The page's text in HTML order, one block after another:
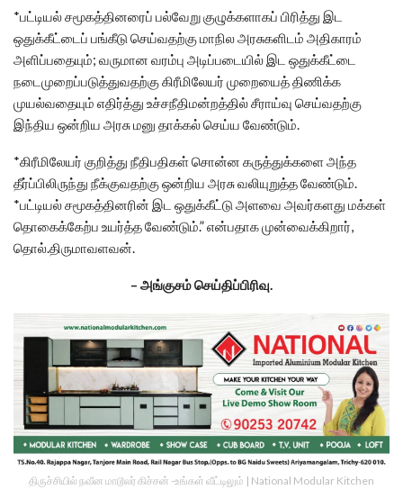
*பட்டியல் சமூகத்தினரைப் பல்வேறு குழுக்களாகப் பிரித்து இட
ஒதுக்கீட்டைப் பங்கீடு செய்வதற்கு மாநில அரசுகளிடம் அதிகாரம்
அளிப்பதையும்; வருமான வரம்பு அடிப்படையில் இட ஒதுக்கீட்டை
நடைமுறைப்படுத்துவதற்கு கிரீமிலேயர் முறையைத் திணிக்க
முயல்வதையும் எதிர்த்து உச்சநீதிமன்றத்தில் சீராய்வு செய்வதற்கு
இந்திய ஒன்றிய அரசு மனு தாக்கல் செய்ய வேண்டும்.
*கிரீமிலேயர் குறித்து நீதிபதிகள் சொன்ன கருத்துக்களை அந்த
தீர்ப்பிலிருந்து நீக்குவதற்கு ஒன்றிய அரசு வலியுறுத்த வேண்டும்.
*பட்டியல் சமூகத்தினரின் இட ஒதுக்கீட்டு அளவை அவர்களது மக்கள்
தொகைக்கேற்ப உயர்த்த வேண்டும்.” என்பதாக முன்வைக்கிறார்,
தொல்.திருமாவளவன்.
– அங்குசம் செய்திப்பிரிவு.
திருச்சியில் நவீன மாடூலர் கிச்சன் -உங்கள் வீட்டிலும் | National Modular Kitchen